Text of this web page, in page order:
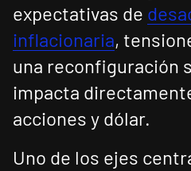
expectativas de
inflacionaria,
una reconfiguración
impacta
acciones y dólar.
Uno de los ejes